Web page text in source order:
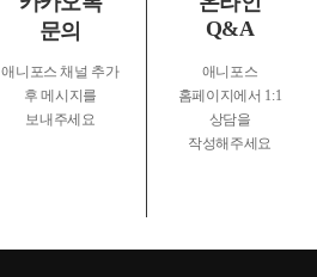
문의
애니포스 채널 추가
후 메시지를
보내주세요
Q&A
애니포스
홈페이지에서 1:1
상담을
작성해주세요